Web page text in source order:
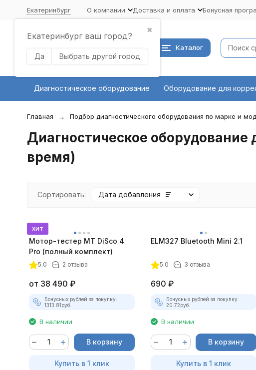
Екатеринбург
✖
Екатеринбург ваш город?
Да Выбрать другой город
О компании Доставка и оплата Бонусная
Каталог
Диагностическое оборудование Оборудование для
Главная Подбор диагностического оборудования по марке и
Диагностическое оборудование
время)
Сортировать: Дата добавления
хит
Мотор-тестер MT DiSco 4
Pro (полный комплект)
5.0 2 отзыва
от 38 490 ₽
Бонусных рублей за покупку:
1313.81руб.
В наличии
В корзину
Купить в 1 клик
ELM327 Bluetooth Mini 2.1
5.0 3 отзыва
690 ₽
Бонусных рублей за покупку:
20.72руб.
В наличии
В корзину
Купить в 1 клик